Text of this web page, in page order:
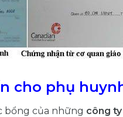
cho phụ
bổng của những công ty